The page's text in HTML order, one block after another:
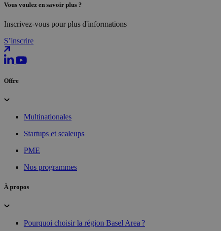
Vous voulez en savoir plus ?
Inscrivez-vous pour plus d'informations
S’inscrire
Offre
Multinationales
Startups et scaleups
PME
Nos programmes
À propos
Pourquoi choisir la région Basel Area ?